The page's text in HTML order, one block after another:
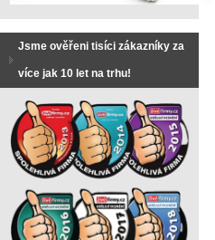
Jsme ověřeni tisíci zákazníky za
více jak 10 let na trhu!